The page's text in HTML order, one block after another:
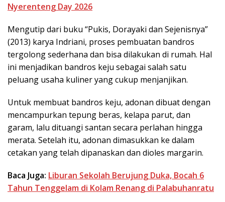
Nyerenteng Day 2026
Mengutip dari buku “Pukis, Dorayaki dan Sejenisnya”
(2013) karya Indriani, proses pembuatan bandros
tergolong sederhana dan bisa dilakukan di rumah. Hal
ini menjadikan bandros keju sebagai salah satu
peluang usaha kuliner yang cukup menjanjikan.
Untuk membuat bandros keju, adonan dibuat dengan
mencampurkan tepung beras, kelapa parut, dan
garam, lalu dituangi santan secara perlahan hingga
merata. Setelah itu, adonan dimasukkan ke dalam
cetakan yang telah dipanaskan dan dioles margarin.
Baca Juga: Liburan Sekolah Berujung Duka, Bocah 6
Tahun Tenggelam di Kolam Renang di Palabuhanratu